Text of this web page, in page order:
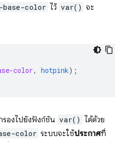
color ไว้ var() จะ
color, hotpink);
รองไปยังฟังก์ชัน var() ได้ด้วย
color ระบบจะใช้ประกาศที่